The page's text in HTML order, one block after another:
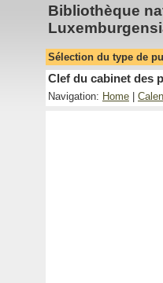
Bibliothèque
Sélection du type de
Clef du cabinet des
Navigation: Home